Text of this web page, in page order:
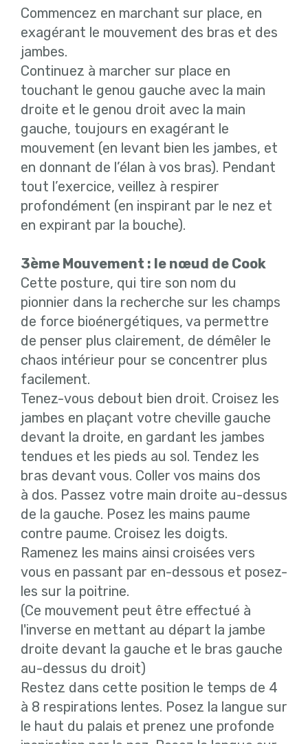
Commencez en marchant sur place, en
exagérant le mouvement des bras et des
jambes.
Continuez à marcher sur place en
touchant le genou gauche avec la main
droite et le genou droit avec la main
gauche, toujours en exagérant le
mouvement (en levant bien les jambes, et
en donnant de l’élan à vos bras). Pendant
tout l’exercice, veillez à respirer
profondément (en inspirant par le nez et
en expirant par la bouche).
3ème Mouvement : le nœud de Cook
Cette posture, qui tire son nom du
pionnier dans la recherche sur les champs
de force bioénergétiques, va permettre
de penser plus clairement, de démêler le
chaos intérieur pour se concentrer plus
facilement.
Tenez-vous debout bien droit. Croisez les
jambes en plaçant votre cheville gauche
devant la droite, en gardant les jambes
tendues et les pieds au sol. Tendez les
bras devant vous. Coller vos mains dos
à dos. Passez votre main droite au-dessus
de la gauche. Posez les mains paume
contre paume. Croisez les doigts.
Ramenez les mains ainsi croisées vers
vous en passant par en-dessous et posez-
les sur la poitrine.
(Ce mouvement peut être effectué à
l'inverse en mettant au départ la jambe
droite devant la gauche et le bras gauche
au-dessus du droit)
Restez dans cette position le temps de 4
à 8 respirations lentes. Posez la langue sur
le haut du palais et prenez une profonde